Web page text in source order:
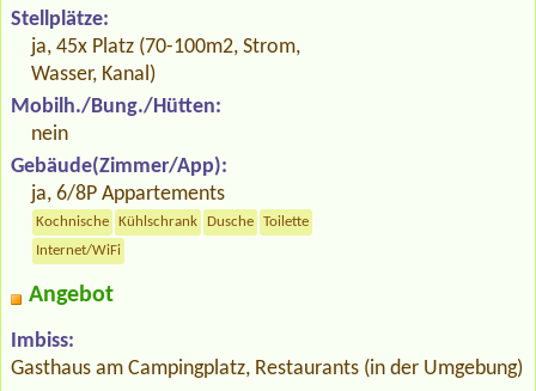
Stellplätze:
ja, 45x Platz (70-100m2, Strom,
Wasser, Kanal)
Mobilh./Bung./Hütten:
nein
Gebäude(Zimmer/App):
ja, 6/8P Appartements
Kochnische Kühlschrank Dusche
Toilette
Internet/WiFi
Angebot
Imbiss:
Gasthaus am Campingplatz, Restaurants (in der Umgebung)